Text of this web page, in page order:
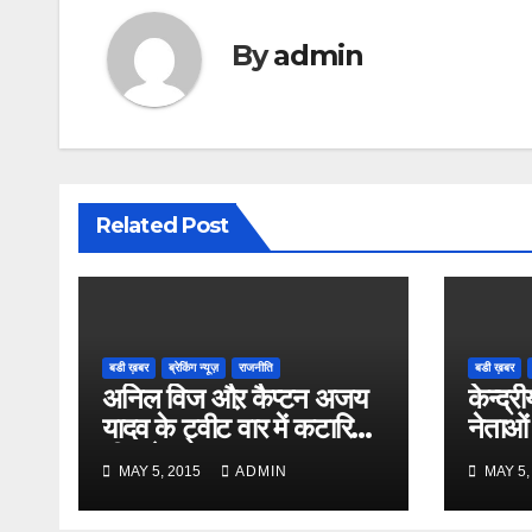
Byadmin
Related Post
बडी ख़बर ब्रेकिंग न्यूज़ राजनीति
अनिल विज औऱ कैप्टन अजय
यादव के ट्वीट वार में कटारिया
भी कूदे
MAY 5, 2015 ADMIN
बडी ख़बर
नेताओं
MAY